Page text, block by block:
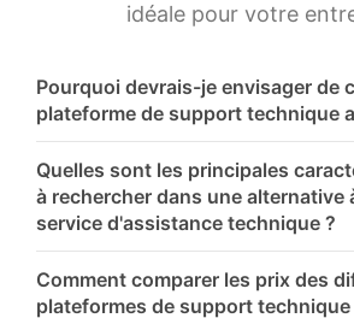
idéale pour votre
Pourquoi devrais-je envisager de
plateforme de support technique
Quelles sont les principales
à rechercher dans une alternative
service d'assistance technique ?
Comment comparer les prix des
plateformes de support technique